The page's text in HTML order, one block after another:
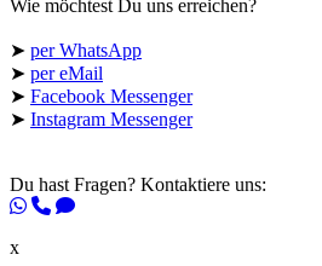
Wie möchtest Du uns erreichen?
➤ per WhatsApp
➤ per eMail
➤ Facebook Messenger
➤ Instagram Messenger
Du hast Fragen? Kontaktiere uns:
x